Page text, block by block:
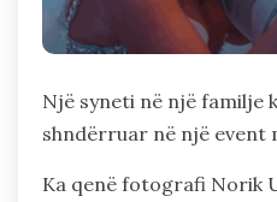
Një syneti në një familje
shndërruar në një event
Ka qenë fotografi Norik